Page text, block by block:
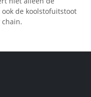
de koolstofuitstoot